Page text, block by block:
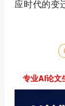
应时代的变
专业AI论文